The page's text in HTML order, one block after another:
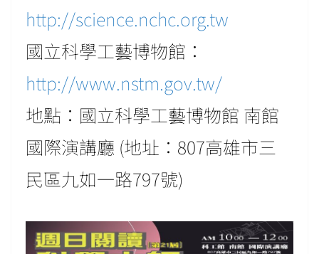
http://science.nchc.org.tw
國立科學工藝博物館：
http://www.nstm.gov.tw/
地點：國立科學工藝博物館 南館
國際演講廳 (地址：807高雄市三
民區九如一路797號)